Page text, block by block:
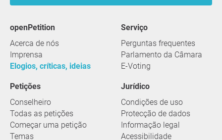
openPetition
Acerca de nós
Imprensa
Elogios, críticas, ideias
serviço
Perguntas frequentes
Parlamento da Câmara
E-Voting
Petições
Conselheiro
Todas as petições
Começar uma petição
Temas
Jurídico
Condições de uso
Protecção de dados
Informação legal
Acessibilidade